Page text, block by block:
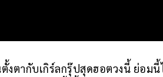
ตากับเกิร์ลกรุ๊ปสุดฮอตวงนี้ ย่อม